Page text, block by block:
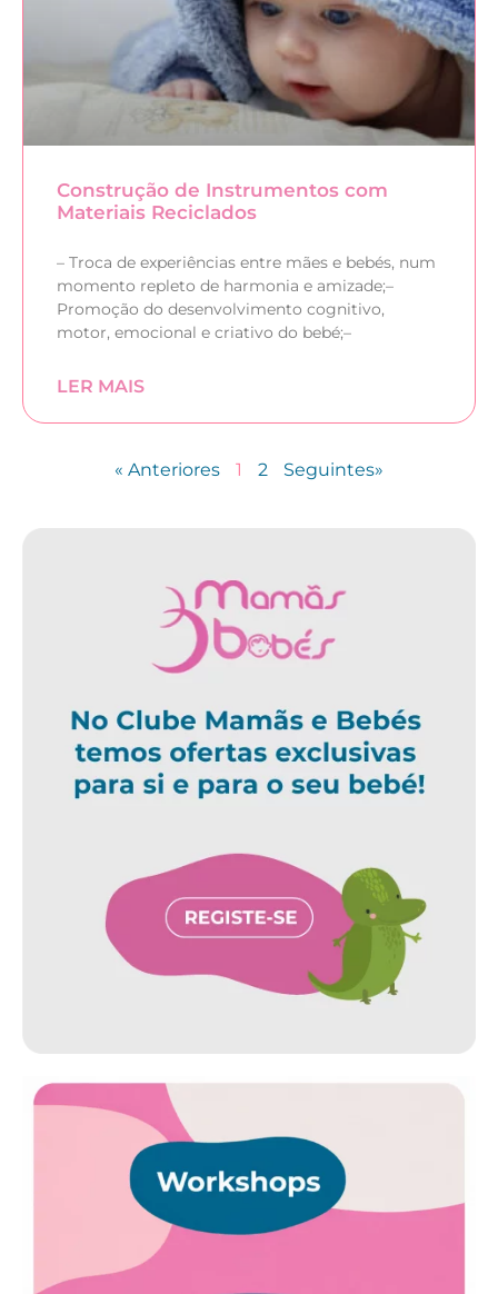
Construção de Instrumentos com
Materiais Reciclados
– Troca de experiências entre mães e bebés, num
momento repleto de harmonia e amizade;–
Promoção do desenvolvimento cognitivo,
motor, emocional e criativo do bebé;–
LER MAIS
« Anteriores 1 2 Seguintes»